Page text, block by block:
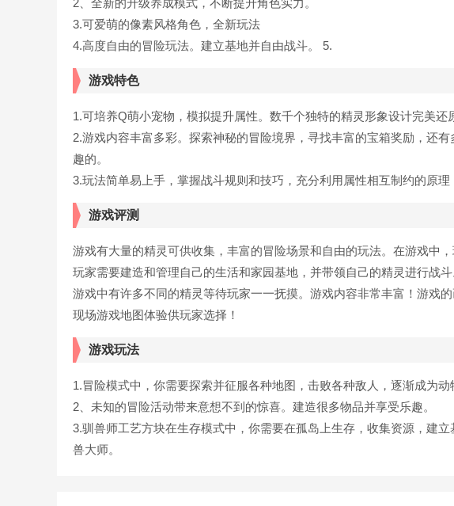
2、全新的升级养成模式，不断提升角色实力。
3.可爱萌的像素风格角色，全新玩法
4.高度自由的冒险玩法。建立基地并自由战斗。 5.
游戏特色
1.可培养Q萌小宠物，模拟提升属性。数千个独特的精灵形象设计完美还
2.游戏内容丰富多彩。探索神秘的冒险境界，寻找丰富的宝箱奖励，还
趣的。
3.玩法简单易上手，掌握战斗规则和技巧，充分利用属性相互制约的原理
游戏评测
游戏有大量的精灵可供收集，丰富的冒险场景和自由的玩法。在游戏中
玩家需要建造和管理自己的生活和家园基地，并带领自己的精灵进行战斗
游戏中有许多不同的精灵等待玩家一一抚摸。游戏内容非常丰富！游戏
现场游戏地图体验供玩家选择！
游戏玩法
1.冒险模式中，你需要探索并征服各种地图，击败各种敌人，逐渐成为动
2、未知的冒险活动带来意想不到的惊喜。建造很多物品并享受乐趣。
3.驯兽师工艺方块在生存模式中，你需要在孤岛上生存，收集资源，建
兽大师。